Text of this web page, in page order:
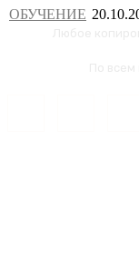
ОБУЧЕНИЕ